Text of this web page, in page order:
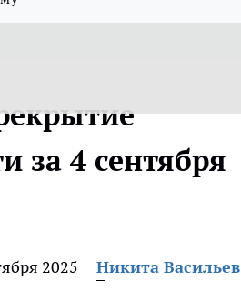
за 4 сентября
2025
Никита Васильев